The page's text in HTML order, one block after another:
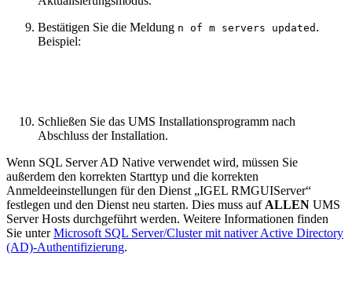
Bestätigen Sie die Meldung n of m servers updated .
Beispiel:
Schließen Sie das UMS Installationsprogramm nach
Abschluss der Installation.
Wenn SQL Server AD Native verwendet wird, müssen Sie
außerdem den korrekten Starttyp und die korrekten
Anmeldeeinstellungen für den Dienst „IGEL RMGUIServer“
festlegen und den Dienst neu starten. Dies muss aufALLEN UMS
Server Hosts durchgeführt werden. Weitere Informationen finden
Sie unterMicrosoft SQL Server/Cluster mit nativer Active Directory
(AD)-Authentifizierung.